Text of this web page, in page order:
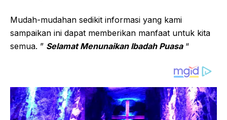
Mudah-mudahan sedikit informasi yang kami
sampaikan ini dapat memberikan manfaat untuk kita
semua. ” Selamat Menunaikan Ibadah Puasa“